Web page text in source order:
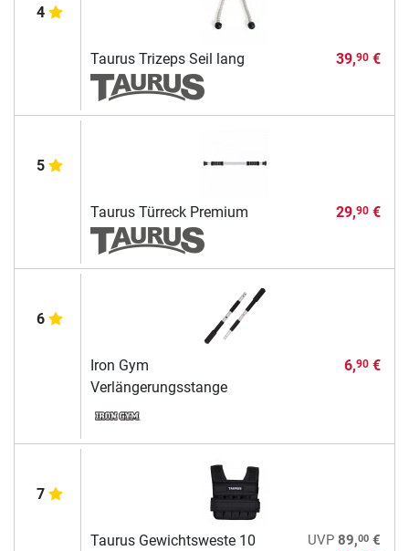
4
Taurus Trizeps Seil lang 39,90€
5
Taurus Türreck Premium 29,90€
6
Iron Gym
Verlängerungsstange
6,90€
7
Taurus Gewichtsweste 10
UVP 89,00€